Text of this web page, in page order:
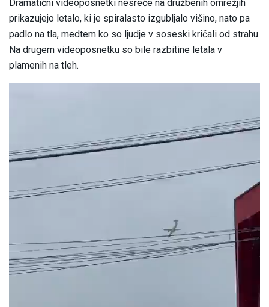
Dramatični videoposnetki nesreče na družbenih omrežjih
prikazujejo letalo, ki je spiralasto izgubljalo višino, nato pa
padlo na tla, medtem ko so ljudje v soseski kričali od strahu.
Na drugem videoposnetku so bile razbitine letala v
plamenih na tleh.